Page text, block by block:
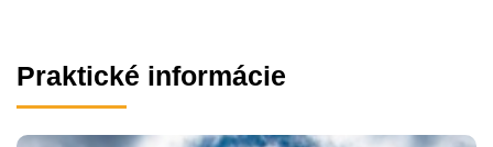
Praktické informácie